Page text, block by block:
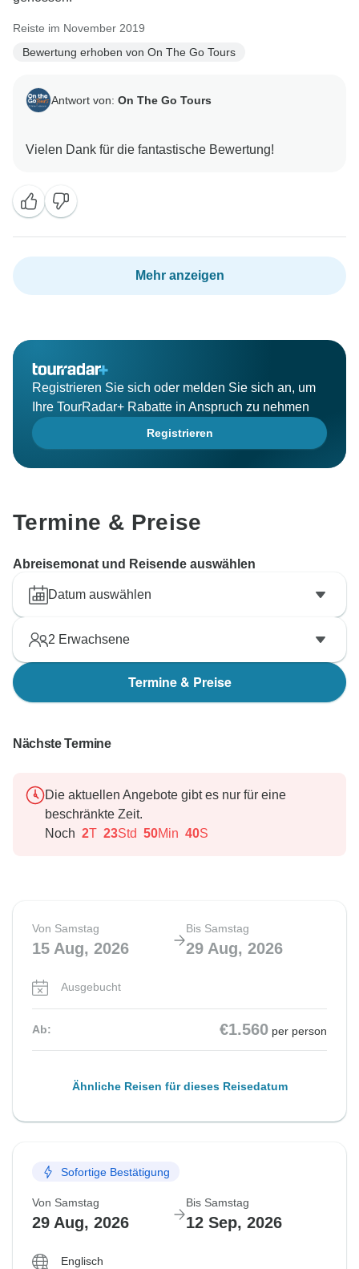
Reiste im November 2019
Bewertung erhoben von On The Go Tours
Antwort von: On The Go Tours
Mehr anzeigen
Registrieren Sie sich oder melden Sie sich an, um
Ihre TourRadar+ Rabatte in Anspruch zu nehmen
Registrieren
Termine & Preise
Abreisemonat und Reisende auswählen
Datum auswählen
2 Erwachsene
Termine & Preise
Nächste Termine
Die aktuellen Angebote gibt es nur für eine
beschränkte Zeit.
Noch 2T 23Std 50Min 39S
Von Samstag
15 Aug, 2026
Bis Samstag
29 Aug, 2026
Ausgebucht
Ab: €1.560 per person
Ähnliche Reisen für dieses Reisedatum
Sofortige Bestätigung
Von Samstag
29 Aug, 2026
Bis Samstag
12 Sep, 2026
Englisch